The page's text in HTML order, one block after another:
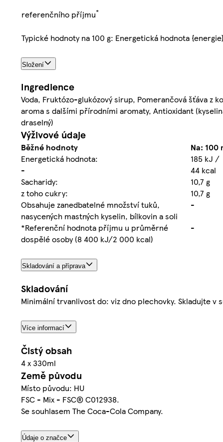
referenčního příjmu*
Typické hodnoty na 100 g: Energetická hodnota
Složení
Ingredience
Voda, Fruktózo-glukózový sirup, Pomerančová šťáva z
aroma s dalšími přírodními aromaty, Antioxidant
draselný)
Výživové údaje
Běžné hodnoty Na: 100
Energetická hodnota:
185 kJ /
-
44 kcal
Sacharidy:
10,7 g
z toho cukry:
10,7 g
Obsahuje zanedbatelné množství tuků,
nasycených mastných kyselin, bílkovin a soli
-
*Referenční hodnota příjmu u průměrné
dospělé osoby (8 400 kJ/2 000 kcal)
-
Skladování a příprava
Skladování
Minimální trvanlivost do: viz dno plechovky. Skladujte
Více informací
Čistý obsah
4 x 330ml
Země původu
Místo původu: HU
FSC - Mix - FSC® C012938.
Se souhlasem The Coca-Cola Company.
Údaje o značce